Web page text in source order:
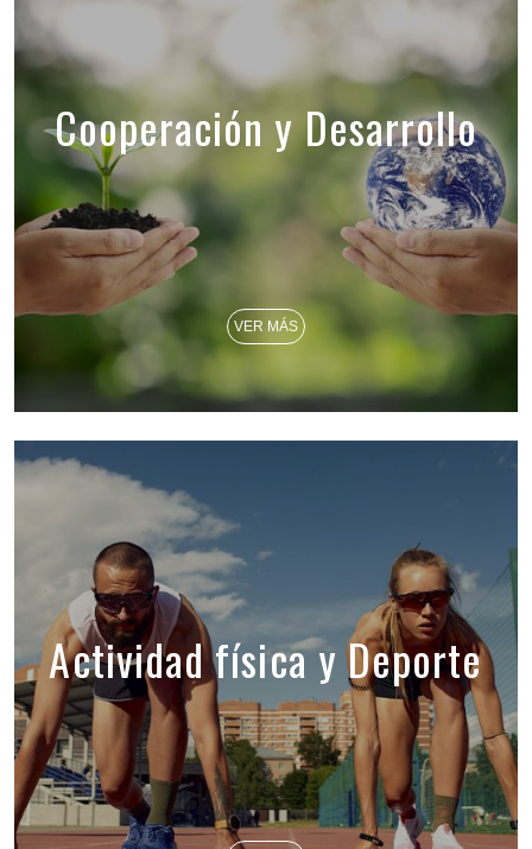
Cooperación y Desarrollo
VER MÁS
Actividad física y Deporte